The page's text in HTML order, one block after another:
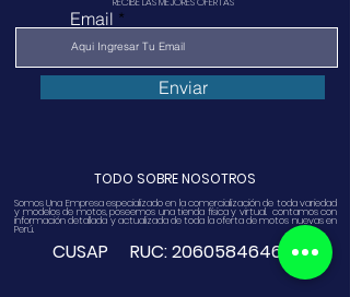
Email
Enviar
TODO SOBRE NOSOTROS
Somos Una Empresa especializado en la comercialización de toda variedad
y modelos de motos, poseemos una tienda física y virtual. contamos con
información detallada y actualizada de toda la oferta de motos nuevas en
Perú.
CUSAP RUC:20605846468